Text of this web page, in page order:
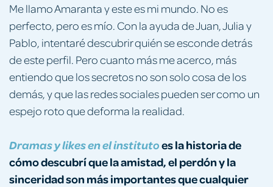
Me llamo Amaranta y este es mi mundo. No es
perfecto, pero es mío. Con la ayuda de Juan, Julia y
Pablo, intentaré descubrir quién se esconde detrás
de este perfil. Pero cuanto más me acerco, más
entiendo que los secretos no son solo cosa de los
demás, y que las redes sociales pueden ser como un
espejo roto que deforma la realidad.
Dramas y likes en el institutoes la historia de
cómo descubrí que la amistad, el perdón y la
sinceridad son más importantes que cualquier